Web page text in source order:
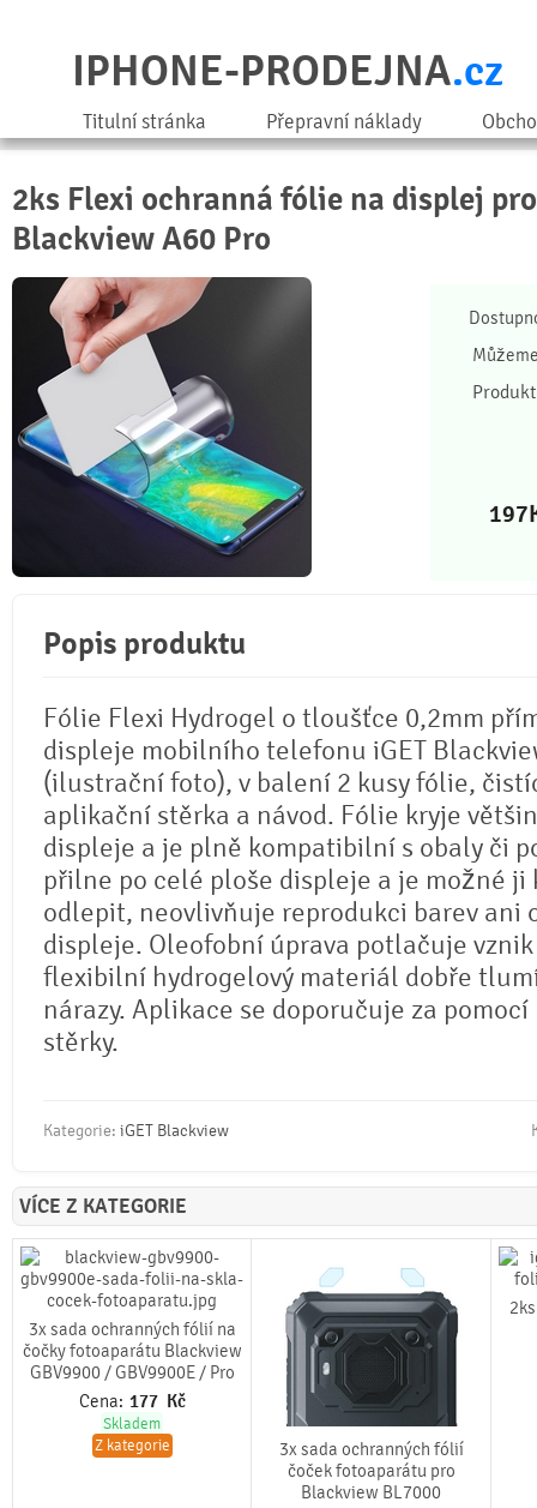
IPHONE-PRODEJNA.cz
Titulní stránka Přepravní náklady
2ks Flexi ochranná fólie na displej
Blackview A60 Pro
197
Popis produktu
Fólie Flexi Hydrogel o tloušťce 0,2mm
displeje mobilního telefonu iGET
(ilustrační foto), v balení 2 kusy fólie,
aplikační stěrka a návod. Fólie kryje
displeje a je plně kompatibilní s obaly či
přilne po celé ploše displeje a je možné ji
odlepit, neovlivňuje reprodukci barev ani
displeje. Oleofobní úprava potlačuje
flexibilní hydrogelový materiál dobře
nárazy. Aplikace se doporučuje za
stěrky.
Kategorie: iGET Blackview
VÍCE Z KATEGORIE
3x sada ochranných fólií na
čočky fotoaparátu Blackview
GBV9900 / GBV9900E / Pro
Cena: 177 Kč
Skladem
Z kategorie
3x sada ochranných fólií
čoček fotoaparátu pro
Blackview BL7000